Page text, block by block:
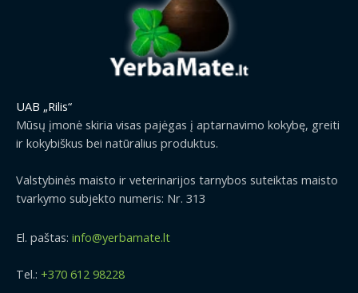
UAB „Rilis“
Mūsų įmonė skiria visas pajėgas į aptarnavimo kokybę, greiti
ir kokybiškus bei natūralius produktus.
Valstybinės maisto ir veterinarijos tarnybos suteiktas maisto
tvarkymo subjekto numeris: Nr. 313
El. paštas: info@yerbamate.lt
Tel.: +370 612 98228